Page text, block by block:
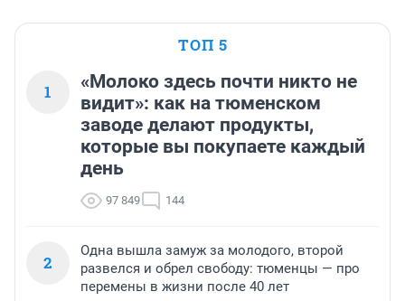
ТОП 5
1
«Молоко здесь почти никто не
видит»: как на тюменском
заводе делают продукты,
которые вы покупаете каждый
день
97 849 144
2
Одна вышла замуж за молодого, второй
развелся и обрел свободу: тюменцы — про
перемены в жизни после 40 лет